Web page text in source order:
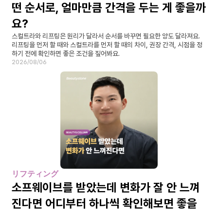
떤 순서로, 얼마만큼 간격을 두는 게 좋을까
요?
스컬트라와 리프팅은 원리가 달라서 순서를 바꾸면 필요한 양도 달라져요.
리프팅을 먼저 할 때와 스컬트라를 먼저 할 때의 차이, 권장 간격, 시점을 정
하기 전에 확인하면 좋은 조건을 짚어봐요.
2026/08/06
リフティング
소프웨이브를 받았는데 변화가 잘 안 느껴
진다면 어디부터 하나씩 확인해보면 좋을